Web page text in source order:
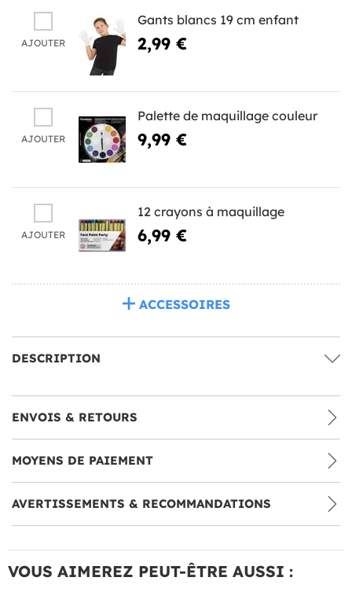
AJOUTER
Gants blancs 19 cm enfant
2,99 €
AJOUTER
Palette de maquillage couleur
9,99 €
AJOUTER
12 crayons à maquillage
6,99 €
ACCESSOIRES
DESCRIPTION
ENVOIS & RETOURS
MOYENS DE PAIEMENT
AVERTISSEMENTS & RECOMMANDATIONS
VOUS AIMEREZ PEUT-ÊTRE AUSSI :